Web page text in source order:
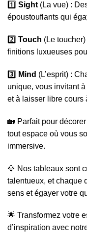
1️⃣ Sight(La vue) :
époustouflants qui
2️⃣ Touch (Le
finitions luxueuses
3️⃣ Mind (L’esprit) :
unique, vous invitant
et à laisser libre cours
🏡 Parfait pour
tout espace où vous
immersive.
💎 Nos tableaux sont
talentueux, et chaque
sens et égayer votre
🌟 Transformez votre
d’inspiration avec